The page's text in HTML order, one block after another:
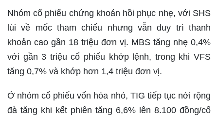
Nhóm cổ phiếu chứng khoán hồi phục nhẹ, với SHS
lùi về mốc tham chiếu nhưng vẫn duy trì thanh
khoản cao gần 18 triệu đơn vị. MBS tăng nhẹ 0,4%
với gần 3 triệu cổ phiếu khớp lệnh, trong khi VFS
tăng 0,7% và khớp hơn 1,4 triệu đơn vị.
Ở nhóm cổ phiếu vốn hóa nhỏ, TIG tiếp tục nới rộng
đà tăng khi kết phiên tăng 6,6% lên 8.100 đồng/cổ